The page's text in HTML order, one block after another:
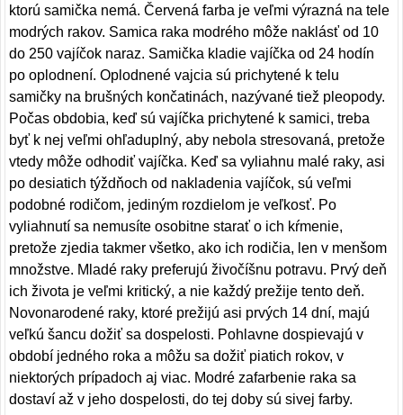
ktorú samička nemá. Červená farba je veľmi výrazná na tele
modrých rakov. Samica raka modrého môže naklásť od 10
do 250 vajíčok naraz. Samička kladie vajíčka od 24 hodín
po oplodnení. Oplodnené vajcia sú prichytené k telu
samičky na brušných končatinách, nazývané tiež pleopody.
Počas obdobia, keď sú vajíčka prichytené k samici, treba
byť k nej veľmi ohľaduplný, aby nebola stresovaná, pretože
vtedy môže odhodiť vajíčka. Keď sa vyliahnu malé raky, asi
po desiatich týždňoch od nakladenia vajíčok, sú veľmi
podobné rodičom, jediným rozdielom je veľkosť. Po
vyliahnutí sa nemusíte osobitne starať o ich kŕmenie,
pretože zjedia takmer všetko, ako ich rodičia, len v menšom
množstve. Mladé raky preferujú živočíšnu potravu. Prvý deň
ich života je veľmi kritický, a nie každý prežije tento deň.
Novonarodené raky, ktoré prežijú asi prvých 14 dní, majú
veľkú šancu dožiť sa dospelosti. Pohlavne dospievajú v
období jedného roka a môžu sa dožiť piatich rokov, v
niektorých prípadoch aj viac. Modré zafarbenie raka sa
dostaví až v jeho dospelosti, do tej doby sú sivej farby.